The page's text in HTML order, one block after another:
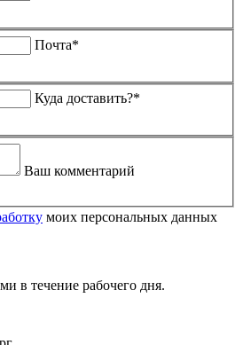
Почта*
Куда доставить?*
Ваш комментарий
моих персональных данных
в течение рабочего дня.